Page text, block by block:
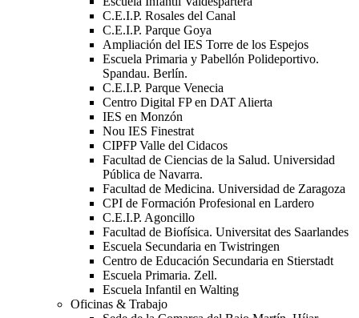
C.E.I.P. Rosales del Canal
C.E.I.P. Parque Goya
Ampliación del IES Torre de los Espejos
Escuela Primaria y Pabellón Polideportivo.
Spandau. Berlín.
C.E.I.P. Parque Venecia
Centro Digital FP en DAT Alierta
IES en Monzón
Nou IES Finestrat
CIPFP Valle del Cidacos
Facultad de Ciencias de la Salud. Universidad
Pública de Navarra.
Facultad de Medicina. Universidad de Zaragoza
CPI de Formación Profesional en Lardero
C.E.I.P. Agoncillo
Facultad de Biofísica. Universitat des Saarlandes
Escuela Secundaria en Twistringen
Centro de Educación Secundaria en Stierstadt
Escuela Primaria. Zell.
Escuela Infantil en Walting
Oficinas & Trabajo